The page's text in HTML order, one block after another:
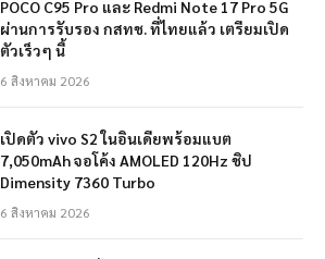
POCO C95 Pro และ Redmi Note 17 Pro 5G
ผ่านการรับรอง กสทช. ที่ไทยแล้ว เตรียมเปิด
ตัวเร็วๆ นี้
6 สิงหาคม 2026
เปิดตัว vivo S2 ในอินเดียพร้อมแบต
7,050mAh จอโค้ง AMOLED 120Hz ชิป
Dimensity 7360 Turbo
6 สิงหาคม 2026